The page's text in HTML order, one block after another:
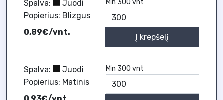
Spalva:
Juodi
Popierius: Blizgus
0,89€/vnt.
Min 300 vnt
Į krepšelį
Spalva:
Juodi
Popierius: Matinis
Min 300 vnt